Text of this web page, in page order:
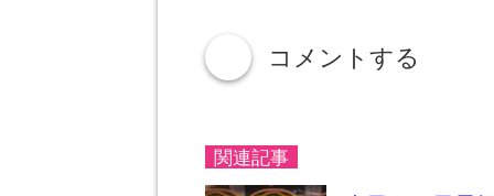
コメントする
関連記事